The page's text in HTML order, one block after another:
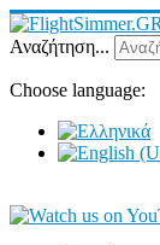
Αναζήτηση...
Choose language: